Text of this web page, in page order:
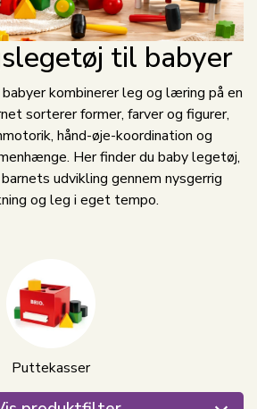
til babyer
kombinerer leg og læring på en
sorterer former, farver og figurer,
hånd-øje-koordination og
Her finder du baby legetøj,
udvikling gennem nysgerrig
og leg i eget tempo.
Puttekasser